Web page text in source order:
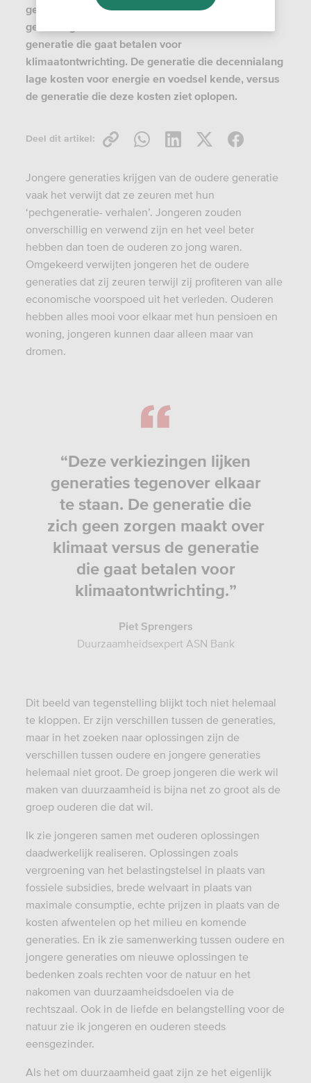
geen woning kan krijgen. De generatie die zich
geen zorgen maakt over klimaat versus de
generatie die gaat betalen voor
klimaatontwrichting. De generatie die decennialang
lage kosten voor energie en voedsel kende, versus
de generatie die deze kosten ziet oplopen.
Deel dit artikel:
Jongere generaties krijgen van de oudere generatie
vaak het verwijt dat ze zeuren met hun
‘pechgeneratie- verhalen’. Jongeren zouden
onverschillig en verwend zijn en het veel beter
hebben dan toen de ouderen zo jong waren.
Omgekeerd verwijten jongeren het de oudere
generaties dat zij zeuren terwijl zij profiteren van alle
economische voorspoed uit het verleden. Ouderen
hebben alles mooi voor elkaar met hun pensioen en
woning, jongeren kunnen daar alleen maar van
dromen.
“Deze verkiezingen lijken
generaties tegenover elkaar
te staan. De generatie die
zich geen zorgen maakt over
klimaat versus de generatie
die gaat betalen voor
klimaatontwrichting.”
Piet Sprengers
Duurzaamheidsexpert ASN Bank
Dit beeld van tegenstelling blijkt toch niet helemaal
te kloppen. Er zijn verschillen tussen de generaties,
maar in het zoeken naar oplossingen zijn de
verschillen tussen oudere en jongere generaties
helemaal niet groot. De groep jongeren die werk wil
maken van duurzaamheid is bijna net zo groot als de
groep ouderen die dat wil.
Ik zie jongeren samen met ouderen oplossingen
daadwerkelijk realiseren. Oplossingen zoals
vergroening van het belastingstelsel in plaats van
fossiele subsidies, brede welvaart in plaats van
maximale consumptie, echte prijzen in plaats van de
kosten afwentelen op het milieu en komende
generaties. En ik zie samenwerking tussen oudere en
jongere generaties om nieuwe oplossingen te
bedenken zoals rechten voor de natuur en het
nakomen van duurzaamheidsdoelen via de
rechtszaal. Ook in de liefde en belangstelling voor de
natuur zie ik jongeren en ouderen steeds
eensgezinder.
Als het om duurzaamheid gaat zijn ze het eigenlijk